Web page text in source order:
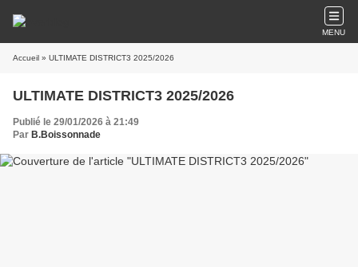
MENU
Accueil » ULTIMATE DISTRICT3 2025/2026
ULTIMATE DISTRICT3 2025/2026
Publié le 29/01/2026 à 21:49
Par B.Boissonnade